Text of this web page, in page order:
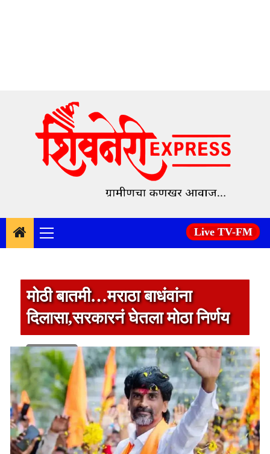
content
Primary
Menu
Live TV-FM
मोठी बातमी…मराठा बाधंवांना
दिलासा,सरकारनं घेतला मोठा निर्णय
1 min read